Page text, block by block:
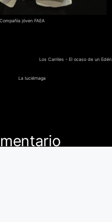
Compañía jóven FAEA
Los Carriles - El ocaso de un Edén
La luciérnaga